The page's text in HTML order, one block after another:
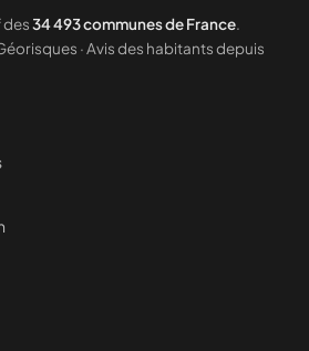
des34 493 communes de France.
· Avis des habitants depuis